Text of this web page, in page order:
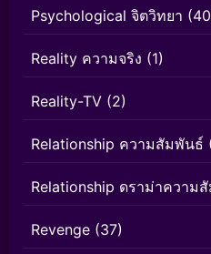
Psychological จิตวิทยา
Reality ความจริง (1)
Reality-TV (2)
Relationship ความสัมพันธ์
Relationship ดราม่าความ
Revenge (37)